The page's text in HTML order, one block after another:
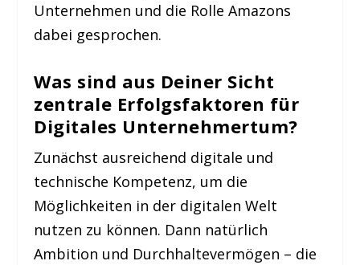
Unternehmen und die Rolle Amazons
dabei gesprochen.
Was sind aus Deiner Sicht
zentrale Erfolgsfaktoren für
Digitales Unternehmertum?
Zunächst ausreichend digitale und
technische Kompetenz, um die
Möglichkeiten in der digitalen Welt
nutzen zu können. Dann natürlich
Ambition und Durchhaltevermögen – die